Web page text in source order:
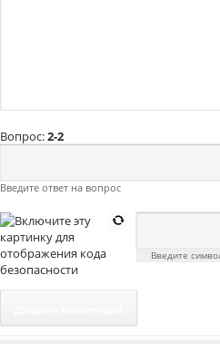
Вопрос:2-2
Введите ответ на вопрос
Введите